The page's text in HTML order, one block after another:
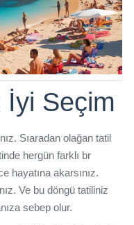
İyi Seçim
Sıaradan olağan tatil
hergün farklı br
hayatına akarsınız.
Ve bu döngü tatiliniz
sebep olur.